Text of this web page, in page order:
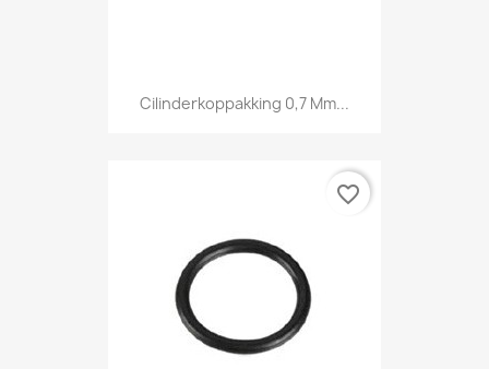
Cilinderkoppakking 0,7 Mm...
favorite_border